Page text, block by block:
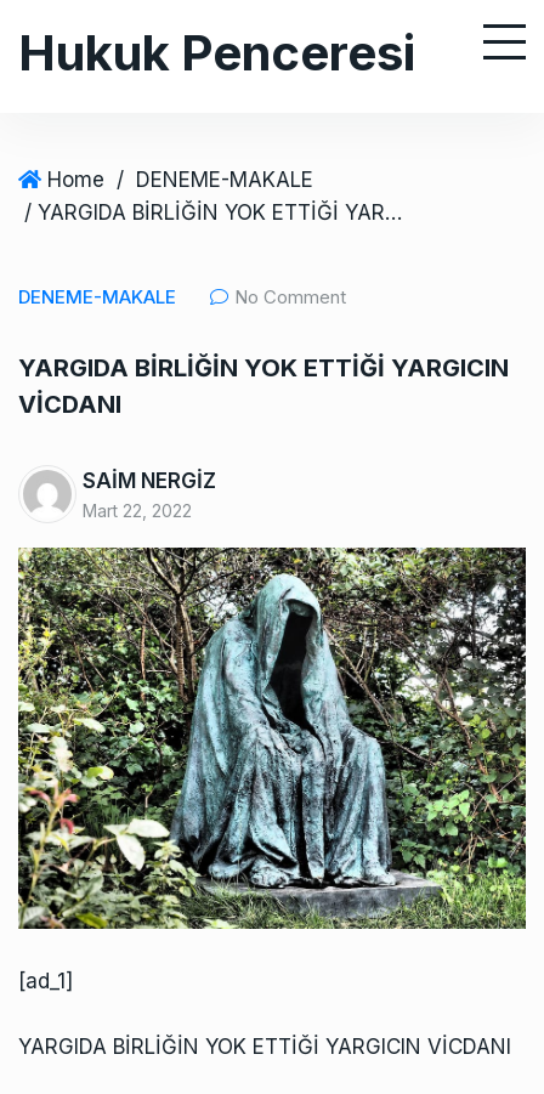
Hukuk Penceresi
Home / DENEME-MAKALE
/ YARGIDA BİRLİĞİN YOK ETTİĞİ YARGICIN VİCDANI
DENEME-MAKALE No Comment
YARGIDA BİRLİĞİN YOK ETTİĞİ YARGICIN
VİCDANI
SAİM NERGİZ
Mart 22, 2022
[ad_1]
YARGIDA BİRLİĞİN YOK ETTİĞİ YARGICIN VİCDANI